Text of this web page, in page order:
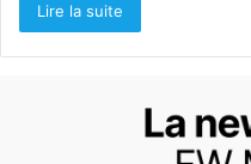
Lire la suite